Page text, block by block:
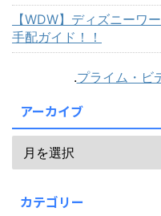
【WDW】ディズニーワ
手配ガイド！！
.プライム・ビ
アーカイブ
カテゴリー